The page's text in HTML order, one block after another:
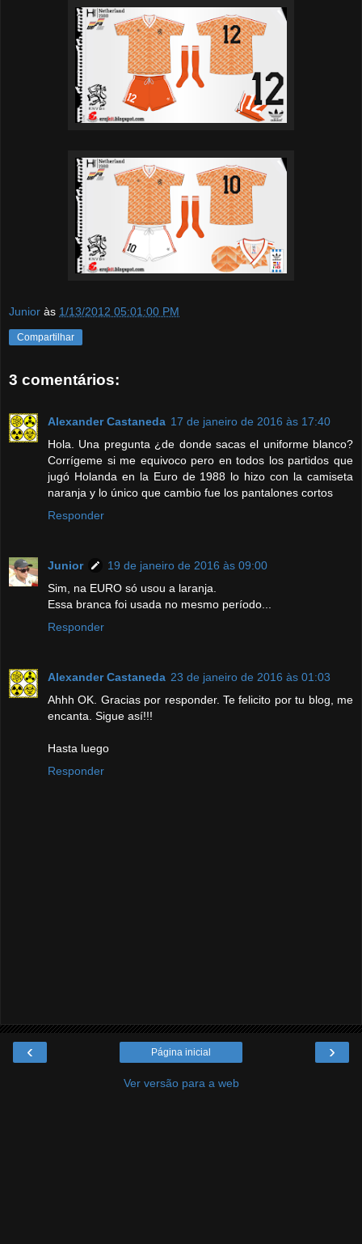
Junior às 1/13/2012 05:01:00 PM
Compartilhar
3 comentários:
Alexander Castaneda 17 de janeiro de 2016 às 17:40
Hola. Una pregunta ¿de donde sacas el uniforme blanco?
Corrígeme si me equivoco pero en todos los partidos que
jugó Holanda en la Euro de 1988 lo hizo con la camiseta
naranja y lo único que cambio fue los pantalones cortos
Responder
Junior
19 de janeiro de 2016 às 09:00
Sim, na EURO só usou a laranja.
Essa branca foi usada no mesmo período...
Responder
Alexander Castaneda 23 de janeiro de 2016 às 01:03
Ahhh OK. Gracias por responder. Te felicito por tu blog, me
encanta. Sigue así!!!
Hasta luego
Responder
‹ ›
Página inicial
Ver versão para a web